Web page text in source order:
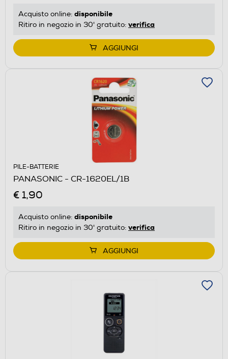
Acquisto online: disponibile
Ritiro in negozio in 30' gratuito: verifica
AGGIUNGI
PILE-BATTERIE
PANASONIC - CR-1620EL/1B
€ 1,90
Acquisto online: disponibile
Ritiro in negozio in 30' gratuito: verifica
AGGIUNGI